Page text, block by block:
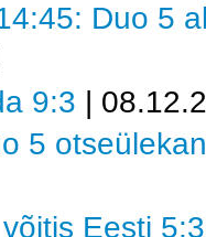
Duo 5
9:3 |
5
Eesti